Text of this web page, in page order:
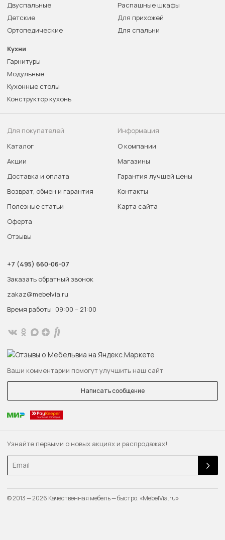
Узнайте первыми о новых акциях и распродажах!
Email
Двуспальные
Детские
Ортопедические
Распашные шкафы
Для прихожей
Для спальни
Кухни
Гарнитуры
Модульные
Кухонные столы
Конструктор кухонь
Для покупателей
Каталог
Акции
Доставка и оплата
Возврат, обмен и гарантия
Полезные статьи
Оферта
Отзывы
Информация
О компании
Магазины
Гарантия лучшей цены
Контакты
Карта сайта
+7 (495) 660-06-07
Заказать обратный звонок
zakaz@mebelvia.ru
Время работы: 09:00 – 21:00
Ваши комментарии помогут улучшить наш сайт
Написать сообщение
© 2013 — 2026 Качественная мебель — быстро. «MebelVia.ru»